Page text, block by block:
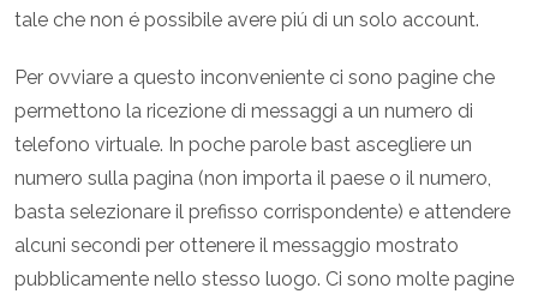
tale che non é possibile avere piú di un solo account.
Per ovviare a questo inconveniente ci sono pagine che
permettono la ricezione di messaggi a un numero di
telefono virtuale. In poche parole bast ascegliere un
numero sulla pagina (non importa il paese o il numero,
basta selezionare il prefisso corrispondente) e attendere
alcuni secondi per ottenere il messaggio mostrato
pubblicamente nello stesso luogo. Ci sono molte pagine